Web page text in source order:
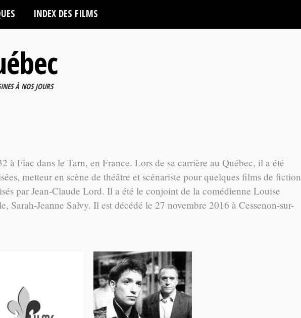
INDEX DES FILMS
À NOS JOURS
à Fiac dans le Tarn, en France. Lors de sa carrière au Québec, il a été
metteur en scène de théâtre et scénariste pour quelques films de fiction
par Jean-Claude Lord. Il a été le conjoint de la comédienne Louise
Sarah-Jeanne Salvy. Il est décédé le 27 novembre 2016 à Cessenon-sur-
Syncope